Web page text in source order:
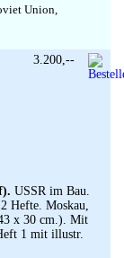
Union,
USSR im Bau.
Hefte. Moskau,
x 30 cm.). Mit
1 mit illustr.
3.200,--